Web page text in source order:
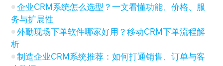
企业CRM系统怎么选型？一文看懂功能、价格、服
务与扩展性
外勤现场下单软件哪家好用？移动CRM下单流程解
析
制造企业CRM系统推荐：如何打通销售、订单与客